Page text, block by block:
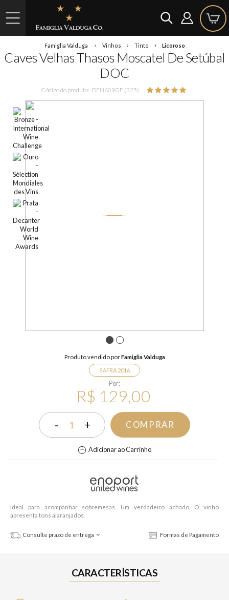
Famiglia Valduga Vinhos Tinto Licoroso
Caves Velhas Thasos Moscatel De Setúbal
DOC
Código do produto: DEN609GF (325)
1 2
Produto vendido porFamiglia Valduga
SAFRA 2016
Por:
R$ 129,00
- 1 + COMPRAR
Adicionar ao Carrinho
Ideal para acompanhar sobremesas. Um verdadeiro achado. O vinho
apresenta tons alaranjados.
Consulte prazo de entrega Formas de Pagamento
CARACTERÍSTICAS